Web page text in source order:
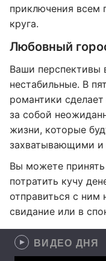
приключения всем
круга.
Любовный
Ваши перспективы
нестабильные. В
романтики сделает
за собой
жизни, которые
захватывающими
Вы можете
потратить кучу
отправиться с ним
свидание или в
ВИДЕО ДНЯ